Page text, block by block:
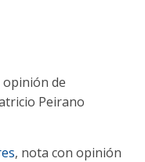
opinión de
Peirano
, nota con opinión